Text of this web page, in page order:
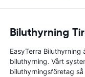
Biluthyrning
EasyTerra
biluthyrning. Vårt
biluthyrningsföretag